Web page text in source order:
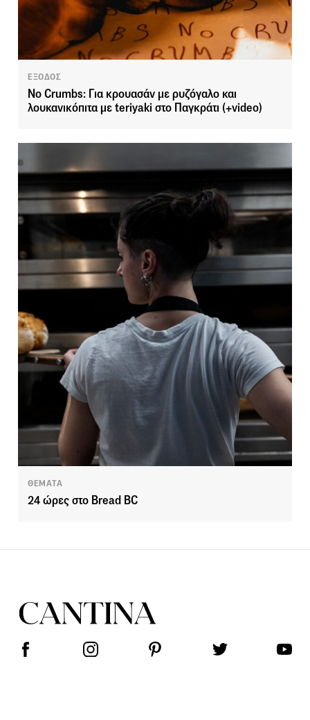
ΕΞΟΔΟΣ
No Crumbs: Για κρουασάν με ρυζόγαλο και
λουκανικόπιτα με teriyaki στο Παγκράτι (+video)
ΘΕΜΑΤΑ
24 ώρες στο Bread BC